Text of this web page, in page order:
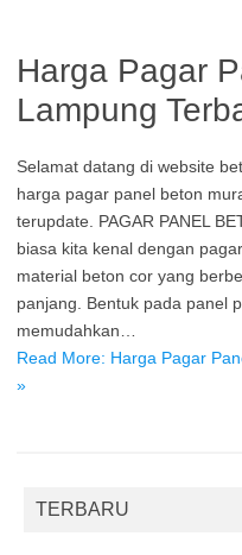
Harga Pagar
Lampung
Selamat datang di website
harga pagar panel beton
terupdate. PAGAR PANEL
biasa kita kenal dengan
material beton cor yang
panjang. Bentuk pada panel
memudahkan…
Read More: Harga Pagar
»
TERBARU